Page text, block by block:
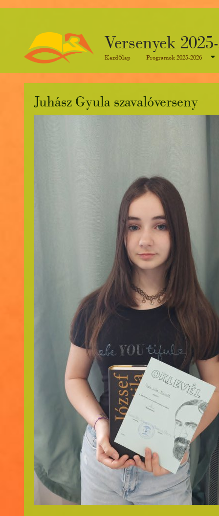
Versenyek
Kezdőlap Programok 2025-2026
Juhász Gyula szavalóverseny